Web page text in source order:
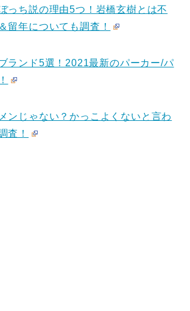
っち説の理由5つ！岩橋玄樹とは不
留年についても調査！
ランド5選！2021最新のパーカー/パ
ンじゃない？かっこよくないと言わ
査！